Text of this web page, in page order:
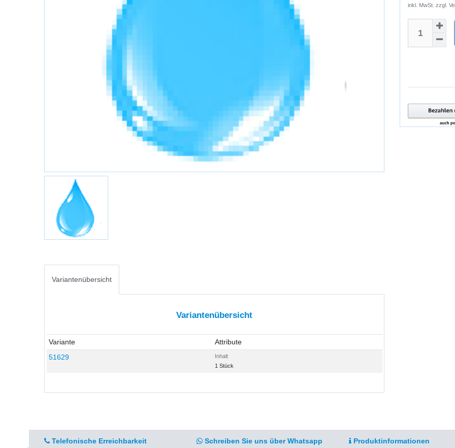
inkl. MwSt. zzgl.
Variantenübersicht
Variantenübersicht
Variante
Attribute
51629
Inhalt
1 Stück
Telefonische Erreichbarkeit Schreiben Sie uns über Whatsapp Produktinformationen